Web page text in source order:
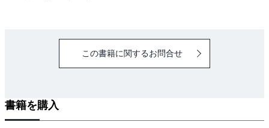
この書籍に関するお問合せ
書籍を購入